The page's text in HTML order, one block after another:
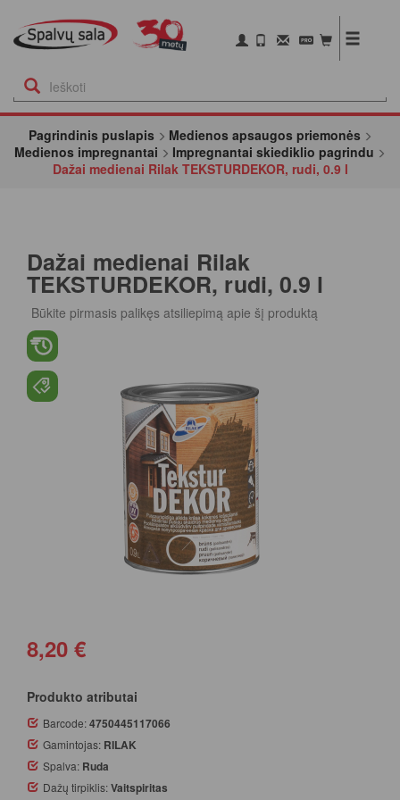
Pagrindinis puslapis
Medienos apsaugos priemonės
Medienos impregnantai
Impregnantai skiediklio pagrindu
Dažai medienai Rilak TEKSTURDEKOR, rudi, 0.9 l
Dažai medienai Rilak
TEKSTURDEKOR, rudi, 0.9 l
Būkite pirmasis palikęs atsiliepimą apie šį produktą
8,20 €
Produkto atributai
Barcode:4750445117066
Gamintojas: RILAK
Spalva: Ruda
Dažų tirpiklis:Vaitspiritas